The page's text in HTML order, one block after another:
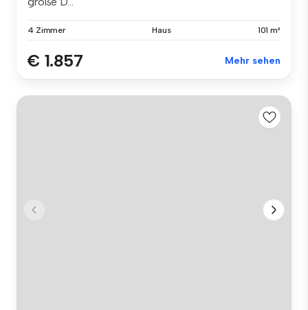
4 Zimmer Haus 101 m²
€ 1.857 Mehr sehen